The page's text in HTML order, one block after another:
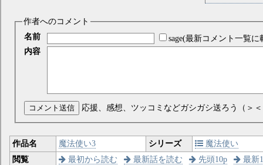
作者へのコメント
名前
sage(最新コメント一覧に
内容
コメント送信 応援、感想、ツッコミなどガシガシ送ろう（＞
作品名 魔法使い3 シリーズ
魔法使い
閲覧
最初から読む 最新話を読む 先頭10p 最新